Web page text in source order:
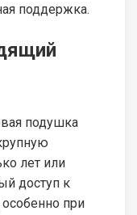
поддержка.
подушка
лет или
доступ к
при